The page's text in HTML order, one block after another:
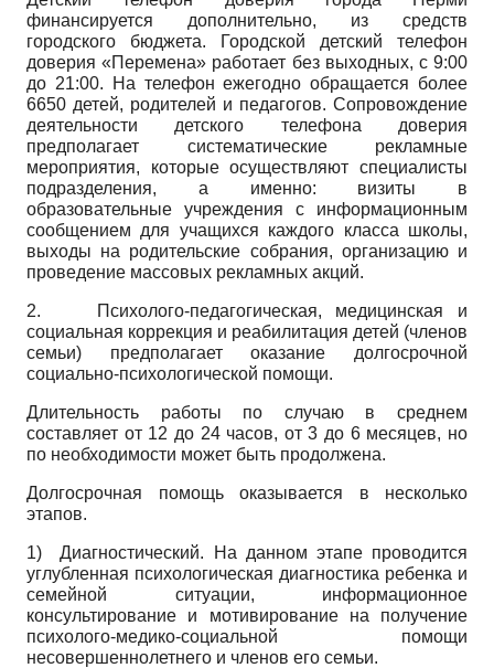
финансируется дополнительно, из средств
городского бюджета. Городской детский телефон
доверия «Перемена» работает без выходных, с 9:00
до 21:00. На телефон ежегодно обращается более
6650 детей, родителей и педагогов. Сопровождение
деятельности детского телефона доверия
предполагает систематические рекламные
мероприятия, которые осуществляют специалисты
подразделения, а именно: визиты в
образовательные учреждения с информационным
сообщением для учащихся каждого класса школы,
выходы на родительские собрания, организацию и
проведение массовых рекламных акций.
2.
Психолого-педагогическая, медицинская и
социальная коррекция и реабилитация детей (членов
семьи) предполагает оказание долгосрочной
социально-психологической помощи.
Длительность работы по случаю в среднем
составляет от 12 до 24 часов, от 3 до 6 месяцев, но
по необходимости может быть продолжена.
Долгосрочная помощь оказывается в несколько
этапов.
1) Диагностический. На данном этапе проводится
углубленная психологическая диагностика ребенка и
семейной ситуации, информационное
консультирование и мотивирование на получение
психолого-медико-социальной помощи
несовершеннолетнего и членов его семьи.